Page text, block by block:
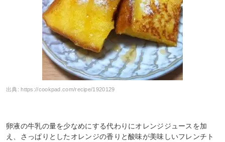
出典:https://cookpad.com/recipe/1920129
卵液の牛乳の量を少なめにする代わりにオレンジジュースを加
え、さっぱりとしたオレンジの香りと酸味が美味しいフレンチト